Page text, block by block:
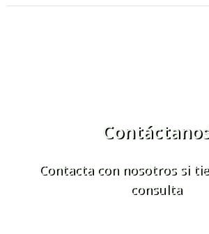
Contacta con nosotros si
consulta